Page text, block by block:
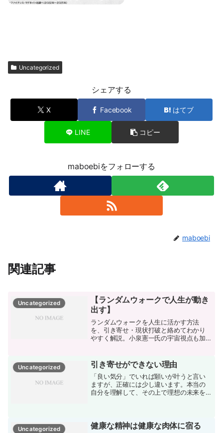
Uncategorized
シェアする
X Facebook はてブ
LINE コピー
maboebiをフォローする
maboebi
関連記事
Uncategorized
【ランダムウォークで人生が動き
出す】
ランダムウォークを人生に活かす方法
を、引き寄せ・現状打破と絡めてわかり
やすく解説。小泉憲一氏の宇宙視点も加
Uncategorized 引き寄せができない理由
「良い気分」でいれば願いが叶うと言い
ますが、正確には少し違います。本当の
自分を理解して、その上で理想の未来を
Uncategorized 健康な精神は健康な肉体に宿る